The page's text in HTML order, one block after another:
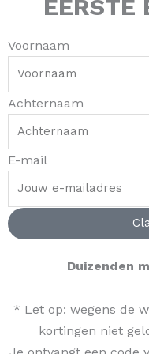
EERSTE
Voornaam
Achternaam
E-mail
Duizenden
* Let op: wegens de
kortingen niet